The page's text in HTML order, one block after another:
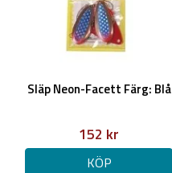
Släp Neon-Facett Färg: Blå
152 kr
KÖP